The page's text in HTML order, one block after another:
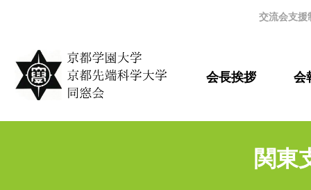
交流会支援
会長挨拶 会
関東